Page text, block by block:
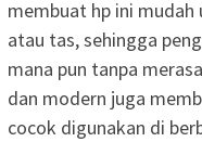
membuat hp ini
atau tas, sehingga
mana pun tanpa
dan modern juga
cocok digunakan di